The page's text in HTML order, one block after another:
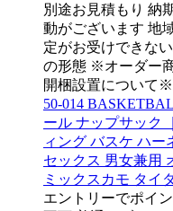
別途お見積もり 納
動がございます 地
定がお受けできな
の形態 ※オーダー
開梱設置について
50-014
ール ナップサック
ィング バスケ ハー
セックス 男女兼用
ミックスカモ タイ
エントリーでポイ